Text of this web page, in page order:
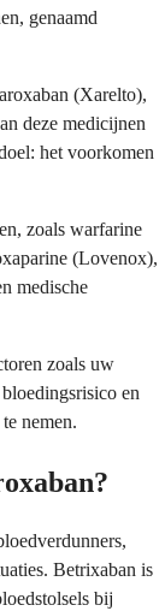
genaamd
(Xarelto),
deze medicijnen
het voorkomen
zoals warfarine
(Lovenox),
medische
zoals uw
en
nemen.
Betrixaban is
bij